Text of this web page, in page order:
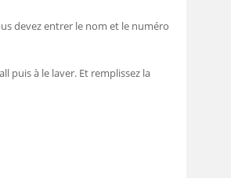
devez entrer le nom et le numéro
puis à le laver. Et remplissez la